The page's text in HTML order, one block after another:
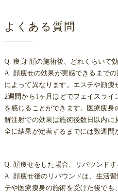
よくある質問
Q. 痩身 顔の施術後、どれくらいで
A. 顔痩せの効果が実感できるまで
によって異なります。エステや顔痩
2週間から1ヶ月ほどでフェイスラ
を感じることができます。医療痩身
解注射での効果は施術後数日以内に
全に結果が定着するまでには数週間
Q. 顔痩せをした場合、リバウンド
A. 顔痩せ後のリバウンドは、生活
テや医療痩身の施術を受けた後でも